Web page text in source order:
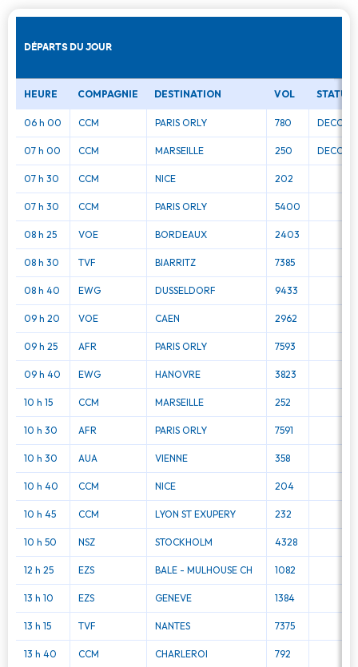
DÉPARTS DU JOUR
HEURE COMPAGNIE DESTINATION VOL STATUT
06 h 00 CCM PARIS ORLY 780
07 h 00 CCM MARSEILLE 250
07 h 30 CCM NICE 202
07 h 30 CCM PARIS ORLY 5400
08 h 25 VOE BORDEAUX 2403
08 h 30 TVF BIARRITZ 7385
08 h 40 EWG DUSSELDORF 9433
09 h 20 VOE CAEN 2962
09 h 25 AFR PARIS ORLY 7593
09 h 40 EWG HANOVRE 3823
10 h 15 CCM MARSEILLE 252
10 h 30 AFR PARIS ORLY 7591
10 h 30 AUA VIENNE 358
10 h 40 CCM NICE 204
10 h 45 CCM LYON ST EXUPERY 232
10 h 50 NSZ STOCKHOLM 4328
12 h 25 EZS BALE - MULHOUSE CH 1082
13 h 10 EZS GENEVE 1384
13 h 15 TVF NANTES 7375
13 h 40 CCM CHARLEROI 792